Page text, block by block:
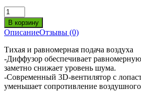
ОписаниеОтзывы (0)
Тихая и равномерная подача воздуха
-Диффузор обеспечивает
заметно снижает уровень шума.
-Современный 3D-вентилятор с
уменьшает сопротивление